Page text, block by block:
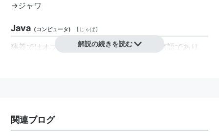
→ジャワ
Java (コンピュータ) 【 じゃば】
狭義ではオブジェクト指向プログラミング言語であり、
Java 技術は、Java 言語と Java プラットフォームから
なる。 単に Java 言語のことを指して 「Java」 という
解説の続きを読む
関連ブログ